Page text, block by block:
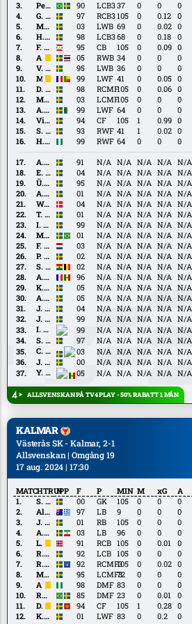
Bouzaiene
Pedro
Ribeiro
Pedro Ribeiro 90 LCB337 0 0 0
G.
Granath
G. Granath 97 RCB3105 0 0.12 0
M.
Larsson
M. Larsson 03 LWB 69 0 0.02 0
H.
Magnusson
H. Magnusson 98 LCB368 0 0.18 0
F.
Nsabiyumva
F. Nsabiyumva 95 CB 105 0 0.09 0
A.
Thongla-
Iad
Warneryd
A. Thongla-Iad Warneryd 05 RWB 34 0 0 0
V.
Wernersson
V. Wernersson 95 LWB 36 0 0 0
M.
Ahlinvi
M. Ahlinvi 99 LWF 41 0 0.05 0
D.
Ask
D. Ask 98 RCMF105 0 0.06 0
M.
Linday
M. Linday 03 LCMF105 0 0 0
A.
Boudah
A. Boudah 99 LWF 64 0 0 0
Viktor
Granath
Viktor Granath 94 CF 105 1 0.99 0
S.
Johansson
S. Johansson 93 RWF 41 1 0.02 0
H.
Offia
H. Offia 99 RWF 64 0 0 0
A.
Fagerström
A. Fagerström 91 N/A N/A N/A N/A N/A
E.
Wahl
E. Wahl 04 N/A N/A N/A N/A N/A
Ü.
Aras
Ü. Aras 95 N/A N/A N/A N/A N/A
A.
Douglas
A. Douglas 01 N/A N/A N/A N/A N/A
W.
Kaastrup
W. Kaastrup 04 N/A N/A N/A N/A N/A
T.
Hartzell
T. Hartzell 01 N/A N/A N/A N/A N/A
I.
Jönsson
I. Jönsson 99 N/A N/A N/A N/A N/A
M.
Marqués
M. Marqués 01 N/A N/A N/A N/A N/A
F.
Smand
F. Smand 03 N/A N/A N/A N/A N/A
P.
Åslund
P. Åslund 02 N/A N/A N/A N/A N/A
S.
Asoma
S. Asoma 02 N/A N/A N/A N/A N/A
A.
Coulibaly
A. Coulibaly 96 N/A N/A N/A N/A N/A
K.
Gunnarsson
K. Gunnarsson 05 N/A N/A N/A N/A N/A
A.
Lindelöv
A. Lindelöv 05 N/A N/A N/A N/A N/A
J.
Magnusson
J. Magnusson 04 N/A N/A N/A N/A N/A
J.
Ali
J. Ali 99 N/A N/A N/A N/A N/A
I.
Diabaté
I. Diabaté 99 N/A N/A N/A N/A N/A
S.
Gefvert
S. Gefvert 97 N/A N/A N/A N/A N/A
C.
Jebara
C. Jebara 03 N/A N/A N/A N/A N/A
J.
Johansson
J. Johansson 00 N/A N/A N/A N/A N/A
Y.
Sanyang
Y. Sanyang 05 N/A N/A N/A N/A N/A
ALLSVENSKAN PÅ TV4 PLAY - 50% RABATT 1 MÅN
KALMAR
Västerås SK - Kalmar, 2-1
Allsvenskan | Omgång 19
17 aug. 2024 | 17:30
MATCHTRUPP
N F P MIN M xG A
S.
Brolin
S. Brolin 00 GK 105 0 0 0
Alex
Gersbach
Alex Gersbach 97 LB 9 0 0 0
J.
Karlsson
J. Karlsson 01 RB 105 0 0 0
A.
Motaraghebjafarpour
A. Motaraghebjafarpour 03 LB 96 0 0 0
L.
Sætra
L. Sætra 91 RCB 105 0 0.01 0
R.
Sjöstedt
R. Sjöstedt 92 LCB 105 0 0 0
R.
Gojani
R. Gojani 92 RCMF3105 0 0.02 0
M.
Hallberg
M. Hallberg 95 LCMF3
72 0 0 0
A.
Magashy
A. Magashy 98 DMF 83 0 0 0
Romário
Romário 85 DMF 23 0 0.01 0
D.
Islamović
D. Islamović 94 CF 105 1 0.28 0
K.K. Jensen 01 LWF 83 0 0.2 0